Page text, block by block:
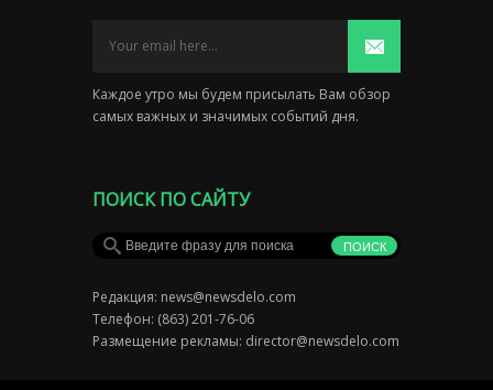
Каждое утро мы будем присылать Вам обзор
самых важных и значимых событий дня.
ПОИСК ПО САЙТУ
Редакция: news@newsdelo.com
Телефон: (863) 201-76-06
Размещение рекламы: director@newsdelo.com